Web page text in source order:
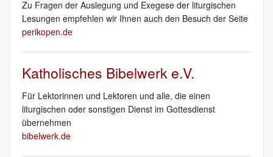
Zu Fragen der Auslegung und Exegese der liturgischen
Lesungen empfehlen wir Ihnen auch den Besuch der Seite
perikopen.de
Katholisches Bibelwerk e.V.
Für Lektorinnen und Lektoren und alle, die einen
liturgischen oder sonstigen Dienst im Gottesdienst
übernehmen
bibelwerk.de